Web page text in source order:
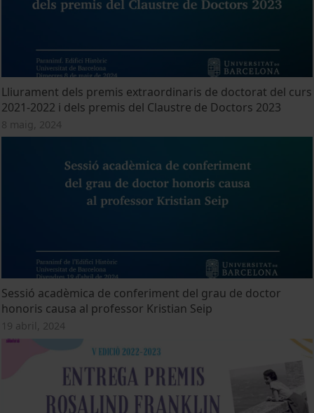
Lliurament dels premis extraordinaris de doctorat del curs
2021-2022 i dels premis del Claustre de Doctors 2023
8 maig, 2024
Sessió acadèmica de conferiment del grau de doctor
honoris causa al professor Kristian Seip
19 abril, 2024